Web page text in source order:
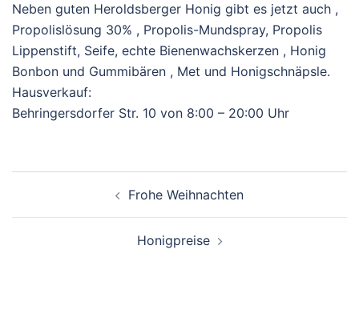
Neben guten Heroldsberger Honig gibt es jetzt auch ,
Propolislösung 30% , Propolis-Mundspray, Propolis
Lippenstift, Seife, echte Bienenwachskerzen , Honig
Bonbon und Gummibären , Met und Honigschnäpsle.
Hausverkauf:
Behringersdorfer Str. 10 von 8:00 – 20:00 Uhr
Frohe Weihnachten
Honigpreise